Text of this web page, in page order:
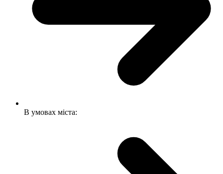
В умовах міста: